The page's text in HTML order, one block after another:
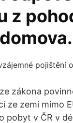
z
zákona
ze zemí mimo
pobyt v ČR v